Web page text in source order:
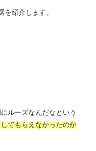
紹介します。
ルーズなんだなという
てもらえなかったのか